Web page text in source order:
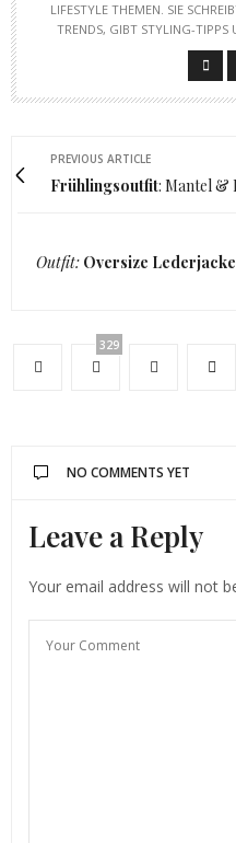
LIFESTYLE THEMEN. SIE
RENDS, GIBT STYLING-TIPPS
PREVIOUS ARTICLE
Frühlingsoutfit: Mantel &
Outfit: Oversize Lederjacke
329
NO COMMENTS YET
Leave a Reply
Your email address will not